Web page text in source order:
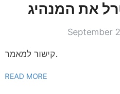
את המנהיג
September
קישור למאמר.
READ MORE